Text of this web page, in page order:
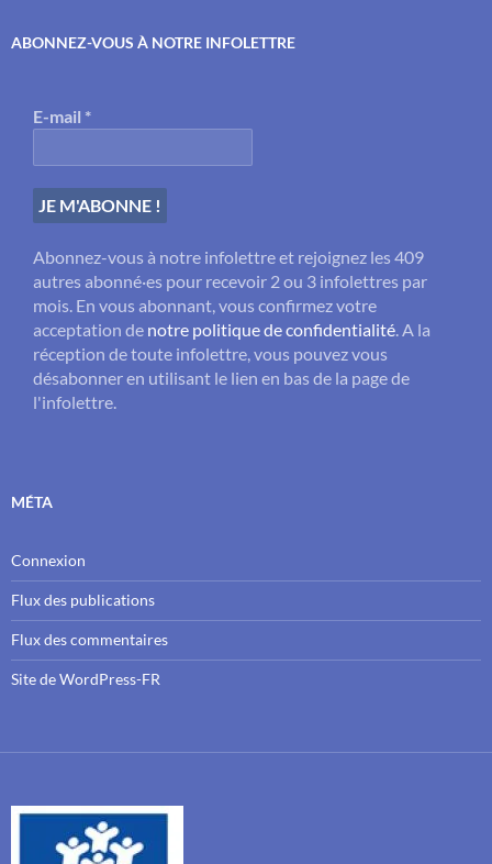
ABONNEZ-VOUS À NOTRE INFOLETTRE
E-mail *
Abonnez-vous à notre infolettre et rejoignez les 409
autres abonné·es pour recevoir 2 ou 3 infolettres par
mois. En vous abonnant, vous confirmez votre
acceptation de notre politique de confidentialité. A la
réception de toute infolettre, vous pouvez vous
désabonner en utilisant le lien en bas de la page de
l'infolettre.
MÉTA
Connexion
Flux des publications
Flux des commentaires
Site de WordPress-FR